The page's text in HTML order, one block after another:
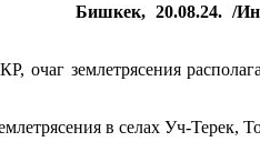
Бишкек, 20.08.24. /
очаг землетрясения
в селах Уч-Терек,